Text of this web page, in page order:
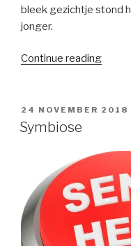
bleek gezichtje stond
jonger.
Continue reading“Als
hoog
POSTED
ON
24 NOVEMBER 2018
Symbiose